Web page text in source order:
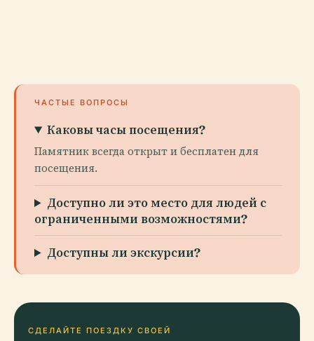
ЧАСТЫЕ ВОПРОСЫ
Каковы часы посещения?
Памятник всегда открыт и бесплатен для
посещения.
Доступно ли это место для людей с
ограниченными возможностями?
Доступны ли экскурсии?
СДЕЛАЙТЕ ПОЕЗДКУ СВОЕЙ